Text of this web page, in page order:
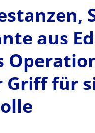
aus
Griff für